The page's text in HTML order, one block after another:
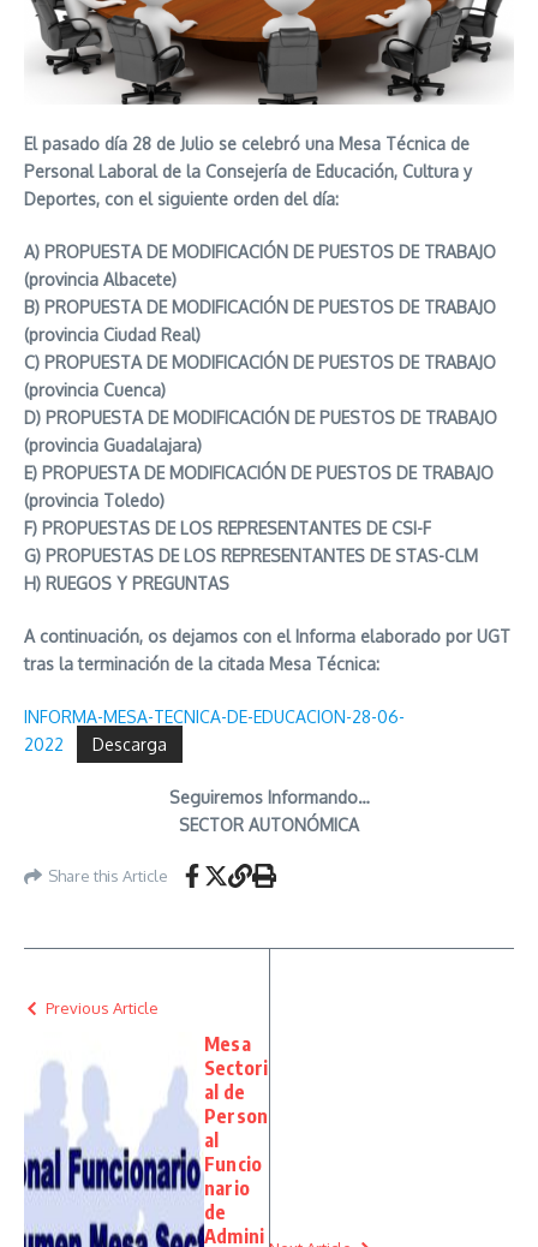
El pasado día 28 de Julio se celebró una Mesa Técnica de
Personal Laboral de la Consejería de Educación, Cultura y
Deportes, con el siguiente orden del día:
A) PROPUESTA DE MODIFICACIÓN DE PUESTOS DE TRABAJO
(provincia Albacete)
B) PROPUESTA DE MODIFICACIÓN DE PUESTOS DE TRABAJO
(provincia Ciudad Real)
C) PROPUESTA DE MODIFICACIÓN DE PUESTOS DE TRABAJO
(provincia Cuenca)
D) PROPUESTA DE MODIFICACIÓN DE PUESTOS DE TRABAJO
(provincia Guadalajara)
E) PROPUESTA DE MODIFICACIÓN DE PUESTOS DE TRABAJO
(provincia Toledo)
F) PROPUESTAS DE LOS REPRESENTANTES DE CSI-F
G) PROPUESTAS DE LOS REPRESENTANTES DE STAS-CLM
H) RUEGOS Y PREGUNTAS
A continuación, os dejamos con el Informa elaborado por UGT
tras la terminación de la citada Mesa Técnica:
INFORMA-MESA-TECNICA-DE-EDUCACION-28-06-
2022
Descarga
Seguiremos Informando…
SECTOR AUTONÓMICA
Share this Article
Previous Article
Mesa
Sectori
al de
Person
al
Funcio
nario
de
Admini